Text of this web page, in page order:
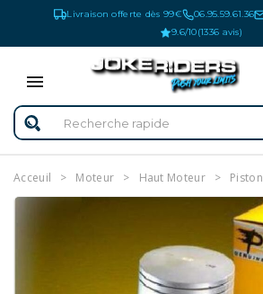
Livraison offerte dès 99€ 06.95.59.61.36
9.6/10(1336 avis)
Acceuil Moteur Haut Moteur Piston